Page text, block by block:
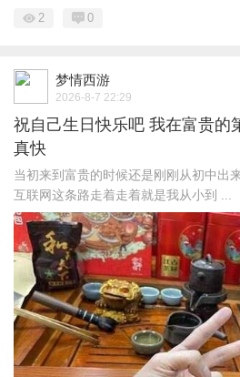
2 0
梦情西游
2026-8-7 22:29
祝自己生日快乐吧 我在富贵的
真快
当初来到富贵的时候还是刚刚从初中出
互联网这条路走着走着就是我从小到 ...